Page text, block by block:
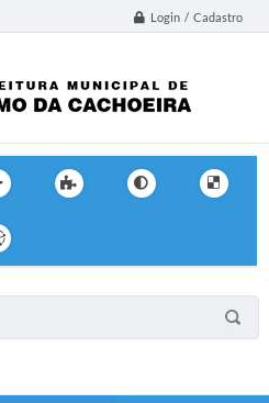
Login / Cadastro